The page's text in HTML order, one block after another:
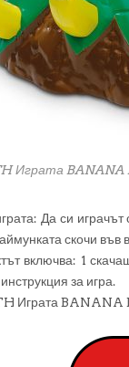
Играта BANANA
Да си
скочи във
включва: 1
за игра.
Играта BANANA